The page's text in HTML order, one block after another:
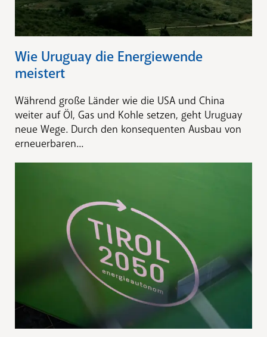
Wie Uruguay die Energiewende
meistert
Während große Länder wie die USA und China
weiter auf Öl, Gas und Kohle setzen, geht Uruguay
neue Wege. Durch den konsequenten Ausbau von
erneuerbaren...